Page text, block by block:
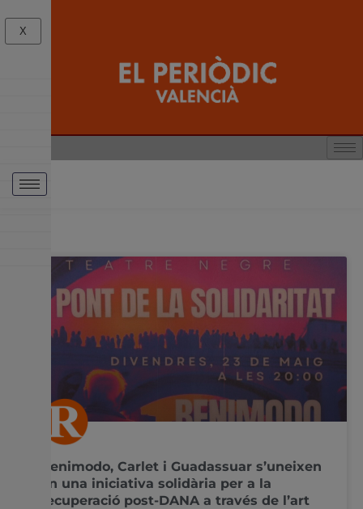
Benimodo, Carlet i Guadassuar s’uneixen
en una iniciativa solidària per a la
recuperació post-DANA a través de l’art